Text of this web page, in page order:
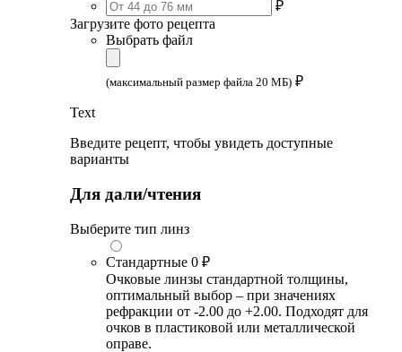
₽
Загрузите фото рецепта
Выбрать файл
(максимальный размер файла 20 МБ) ₽
Text
Введите рецепт, чтобы увидеть доступные
варианты
Для дали/чтения
Выберите тип линз
Стандартные 0 ₽
Очковые линзы стандартной толщины,
оптимальный выбор – при значениях
рефракции от -2.00 до +2.00. Подходят для
очков в пластиковой или металлической
оправе.